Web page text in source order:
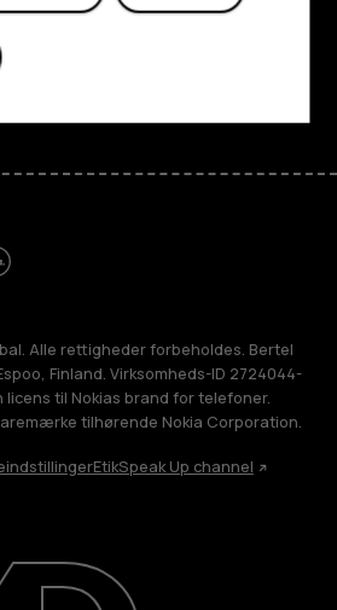
genanvend
Alle rettigheder forbeholdes. Bertel
Finland. Virksomheds-ID 2724044-
licens til Nokias brand for telefoner.
tilhørende Nokia Corporation.
EtikSpeak Up channel